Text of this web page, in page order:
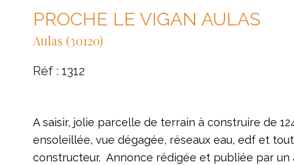
PROCHE LE VIGAN AULAS
Aulas (30120)
Réf : 1312
A saisir, jolie parcelle de terrain à construire de
ensoleillée, vue dégagée, réseaux eau, edf et
constructeur. Annonce rédigée et publiée par un